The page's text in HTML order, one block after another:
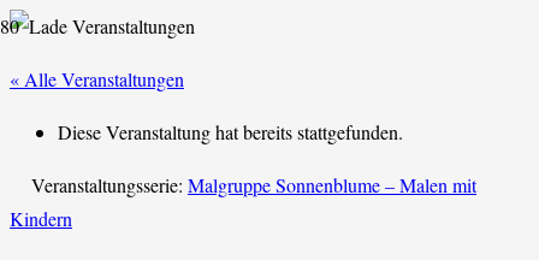
« Alle Veranstaltungen
Diese Veranstaltung hat bereits stattgefunden.
Veranstaltungsserie: Malgruppe Sonnenblume – Malen mit
Kindern